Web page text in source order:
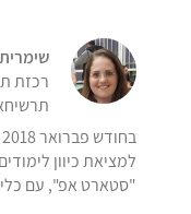
רכזת
למציאת כיוון
"סטארט אפ", עם כלים